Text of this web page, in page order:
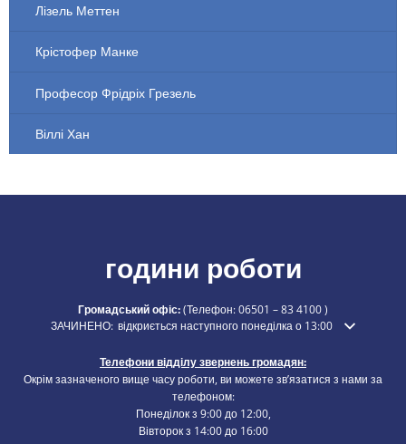
Лізель Меттен
Крістофер Манке
Професор Фрідріх Грезель
Віллі Хан
години роботи
Громадський офіс:(Телефон:06501 – 83 4100)
Натисніть, щоб приховати додатковий час відкриття або закриття
ЗАЧИНЕНО: відкриється наступного понеділка о 13:00
Телефони відділу звернень громадян:
Окрім зазначеного вище часу роботи, ви можете зв’язатися з нами за
телефоном:
Понеділок з 9:00 до 12:00,
Вівторок з 14:00 до 16:00